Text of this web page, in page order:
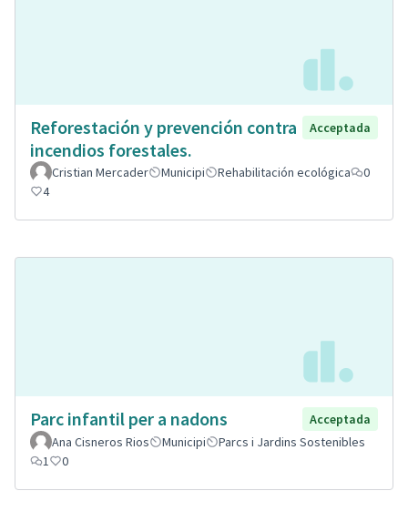
Reforestación y prevención contra
incendios forestales.
Acceptada
Cristian Mercader Municipi Rehabilitación ecológica
0
4
Parc infantil per a nadons
Acceptada
Ana Cisneros Rios
Municipi
Parcs i Jardins Sostenibles
1
0